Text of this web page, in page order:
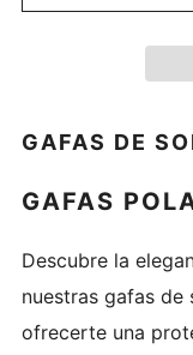
GAFAS DE
GAFAS P
Descubre la
nuestras gafas de
ofrecerte una